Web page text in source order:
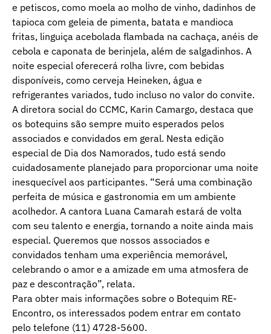
e petiscos, como moela ao molho de vinho, dadinhos de
tapioca com geleia de pimenta, batata e mandioca
fritas, linguiça acebolada flambada na cachaça, anéis de
cebola e caponata de berinjela, além de salgadinhos. A
noite especial oferecerá rolha livre, com bebidas
disponíveis, como cerveja Heineken, água e
refrigerantes variados, tudo incluso no valor do convite.
A diretora social do CCMC, Karin Camargo, destaca que
os botequins são sempre muito esperados pelos
associados e convidados em geral. Nesta edição
especial de Dia dos Namorados, tudo está sendo
cuidadosamente planejado para proporcionar uma noite
inesquecível aos participantes. “Será uma combinação
perfeita de música e gastronomia em um ambiente
acolhedor. A cantora Luana Camarah estará de volta
com seu talento e energia, tornando a noite ainda mais
especial. Queremos que nossos associados e
convidados tenham uma experiência memorável,
celebrando o amor e a amizade em uma atmosfera de
paz e descontração”, relata.
Para obter mais informações sobre o Botequim RE-
Encontro, os interessados podem entrar em contato
pelo telefone (11) 4728-5600.